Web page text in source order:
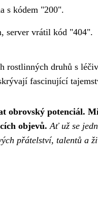
s kódem "200".
server vrátil kód "404".
rostlinných druhů s
fascinující
obrovský potenciál.
objevů. Ať už se
přátelství, talentů a